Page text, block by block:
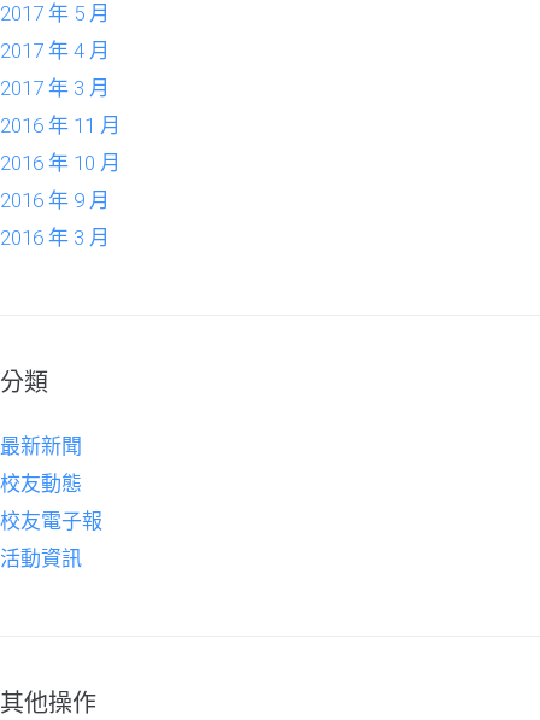
2017 年 5 月
2017 年 4 月
2017 年 3 月
2016 年 11 月
2016 年 10 月
2016 年 9 月
2016 年 3 月
分類
最新新聞
校友動態
校友電子報
活動資訊
其他操作